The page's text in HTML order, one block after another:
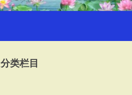
分类栏目